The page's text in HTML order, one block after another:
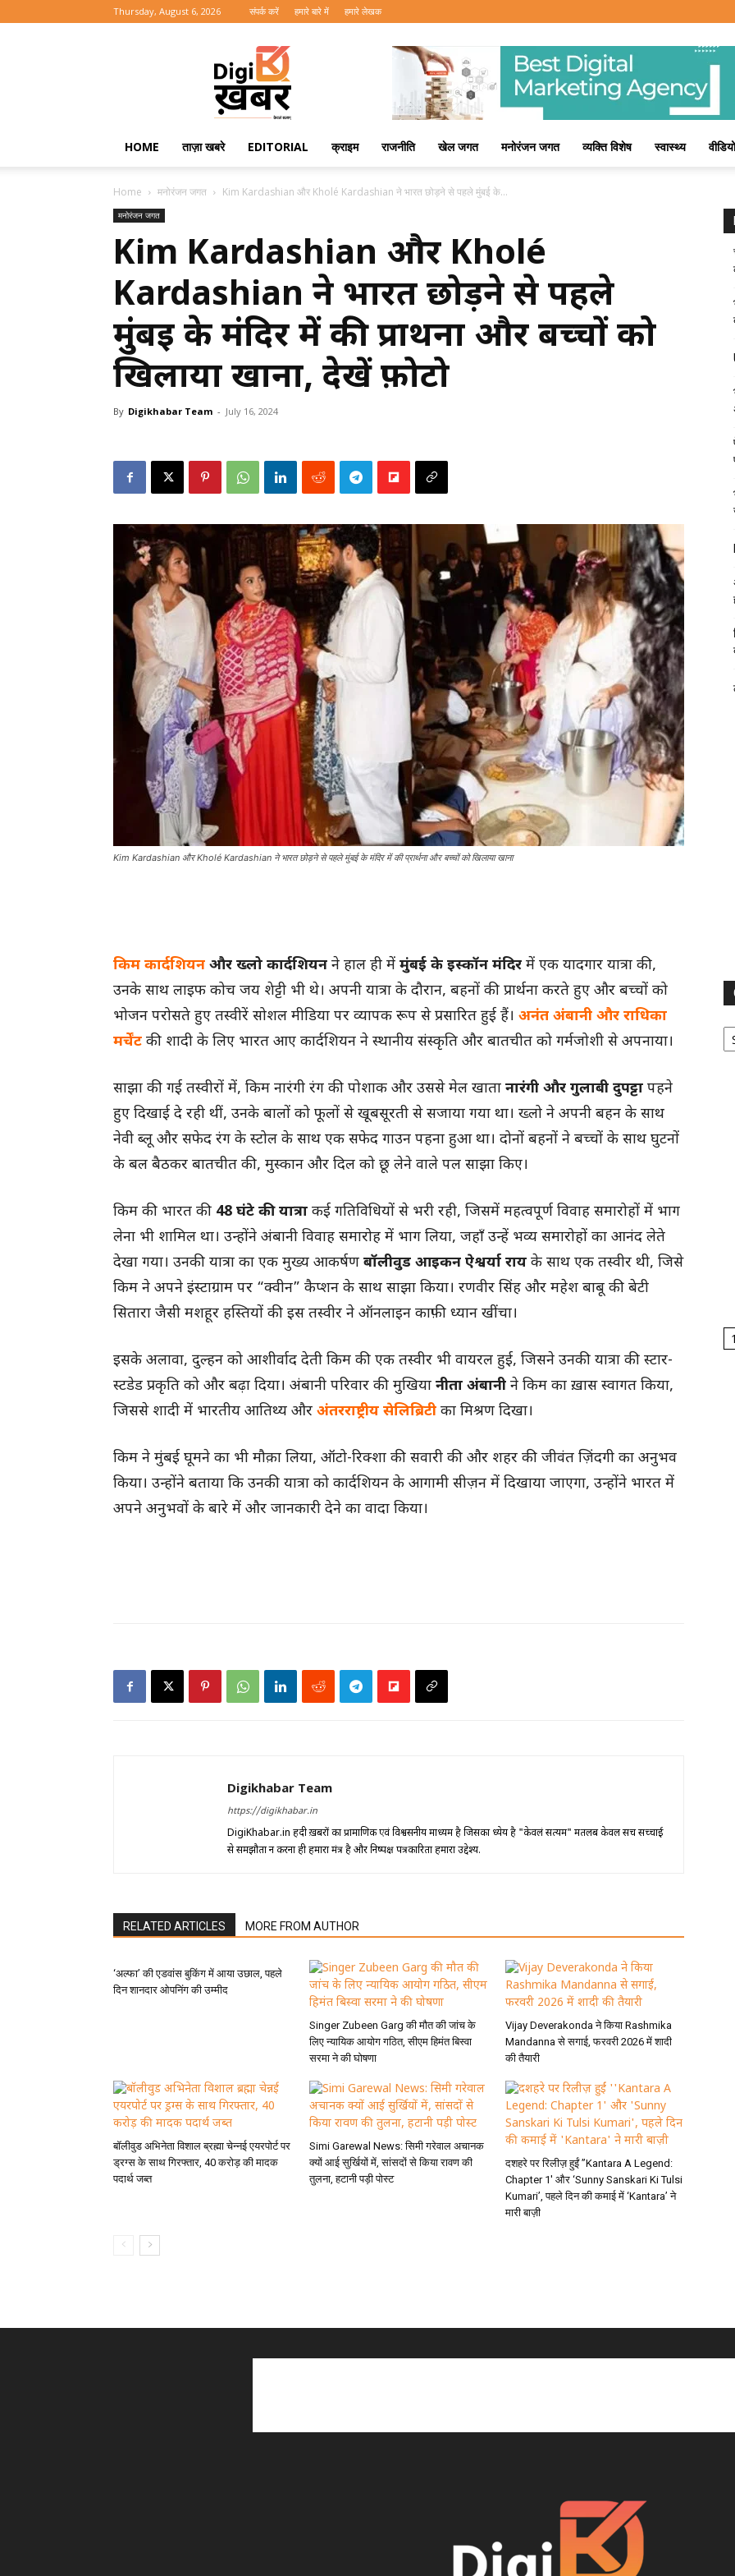
Thursday, August 6, 2026 संपर्क करें हमारे बारे में हमारे लेखक
Digi
Khabar
HOME ताज़ा खबरे EDITORIAL क्राइम राजनीति खेल जगत मनोरंजन जगत व्यक्ति विशेष स्वास्थ्य वीडियो
Home मनोरंजन जगत Kim Kardashian और Kholé Kardashian ने भारत छोड़ने से पहले मुंबई के...
मनोरंजन जगत
Kim Kardashian और Kholé
Kardashian ने भारत छोड़ने से पहले
मुंबई के मंदिर में की प्रार्थना और बच्चों को
खिलाया खाना, देखें फ़ोटो
By Digikhabar Team - July 16, 2024
Kim Kardashian और Kholé Kardashian ने भारत छोड़ने से पहले मुंबई के मंदिर में की प्रार्थना और बच्चों को खिलाया खाना
किम कार्दशियन और ख्लो कार्दशियन ने हाल ही में मुंबई के इस्कॉन मंदिर में एक यादगार यात्रा की,
उनके साथ लाइफ कोच जय शेट्टी भी थे। अपनी यात्रा के दौरान, बहनों की प्रार्थना करते हुए और बच्चों को
भोजन परोसते हुए तस्वीरें सोशल मीडिया पर व्यापक रूप से प्रसारित हुई हैं। अनंत अंबानी और राधिका
मर्चेंट की शादी के लिए भारत आए कार्दशियन ने स्थानीय संस्कृति और बातचीत को गर्मजोशी से अपनाया।
साझा की गई तस्वीरों में, किम नारंगी रंग की पोशाक और उससे मेल खाता नारंगी और गुलाबी दुपट्टा पहने
हुए दिखाई दे रही थीं, उनके बालों को फूलों से खूबसूरती से सजाया गया था। ख्लो ने अपनी बहन के साथ
नेवी ब्लू और सफेद रंग के स्टोल के साथ एक सफेद गाउन पहना हुआ था। दोनों बहनों ने बच्चों के साथ घुटनों
के बल बैठकर बातचीत की, मुस्कान और दिल को छू लेने वाले पल साझा किए।
किम की भारत की 48 घंटे की यात्रा कई गतिविधियों से भरी रही, जिसमें महत्वपूर्ण विवाह समारोहों में भाग
लेना भी शामिल था। उन्होंने अंबानी विवाह समारोह में भाग लिया, जहाँ उन्हें भव्य समारोहों का आनंद लेते
देखा गया। उनकी यात्रा का एक मुख्य आकर्षण बॉलीवुड आइकन ऐश्वर्या राय के साथ एक तस्वीर थी, जिसे
किम ने अपने इंस्टाग्राम पर “क्वीन” कैप्शन के साथ साझा किया। रणवीर सिंह और महेश बाबू की बेटी
सितारा जैसी मशहूर हस्तियों की इस तस्वीर ने ऑनलाइन काफ़ी ध्यान खींचा।
इसके अलावा, दुल्हन को आशीर्वाद देती किम की एक तस्वीर भी वायरल हुई, जिसने उनकी यात्रा की स्टार-
स्टडेड प्रकृति को और बढ़ा दिया। अंबानी परिवार की मुखिया नीता अंबानी ने किम का ख़ास स्वागत किया,
जिससे शादी में भारतीय आतिथ्य और अंतरराष्ट्रीय सेलिब्रिटी का मिश्रण दिखा।
किम ने मुंबई घूमने का भी मौक़ा लिया, ऑटो-रिक्शा की सवारी की और शहर की जीवंत ज़िंदगी का अनुभव
किया। उन्होंने बताया कि उनकी यात्रा को कार्दशियन के आगामी सीज़न में दिखाया जाएगा, उन्होंने भारत में
अपने अनुभवों के बारे में और जानकारी देने का वादा किया।
Digikhabar Team
https://digikhabar.in
DigiKhabar.in हिंदी ख़बरों का प्रामाणिक एवं विश्वसनीय माध्यम है जिसका ध्येय है "केवलं सत्यम" मतलब केवल सच सच्चाई
से समझौता न करना ही हमारा मंत्र है और निष्पक्ष पत्रकारिता हमारा उद्देश्य.
RELATED ARTICLES MORE FROM AUTHOR
‘अल्फा’ की एडवांस बुकिंग में आया उछाल, पहले
दिन शानदार ओपनिंग की उम्मीद
Singer Zubeen Garg की मौत की जांच के
लिए न्यायिक आयोग गठित, सीएम हिमंत बिस्वा
सरमा ने की घोषणा
Vijay Deverakonda ने किया Rashmika
Mandanna से सगाई, फरवरी 2026 में शादी
की तैयारी
बॉलीवुड अभिनेता विशाल ब्रह्मा चेन्नई एयरपोर्ट पर
ड्रग्स के साथ गिरफ्तार, 40 करोड़ की मादक
पदार्थ जब्त
Simi Garewal News: सिमी गरेवाल अचानक
क्यों आई सुर्खियों में, सांसदों से किया रावण की
तुलना, हटानी पड़ी पोस्ट
दशहरे पर रिलीज़ हुईं ”Kantara A Legend:
Chapter 1′ और ‘Sunny Sanskari Ki Tulsi
Kumari’, पहले दिन की कमाई में ‘Kantara’ ने
मारी बाज़ी